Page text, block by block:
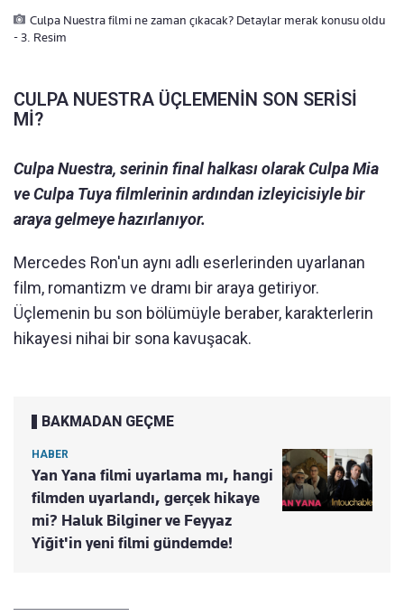
Culpa Nuestra filmi ne zaman çıkacak? Detaylar merak konusu oldu
- 3. Resim
CULPA NUESTRA ÜÇLEMENİN SON SERİSİ
Mİ?
Culpa Nuestra, serinin final halkası olarak Culpa Mia
ve Culpa Tuya filmlerinin ardından izleyicisiyle bir
araya gelmeye hazırlanıyor.
Mercedes Ron'un aynı adlı eserlerinden uyarlanan
film, romantizm ve dramı bir araya getiriyor.
Üçlemenin bu son bölümüyle beraber, karakterlerin
hikayesi nihai bir sona kavuşacak.
BAKMADAN GEÇME
HABER
Yan Yana filmi uyarlama mı, hangi
filmden uyarlandı, gerçek hikaye
mi? Haluk Bilginer ve Feyyaz
Yiğit'in yeni filmi gündemde!